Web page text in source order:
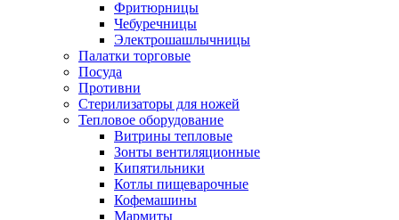
Фритюрницы
Чебуречницы
Электрошашлычницы
Палатки торговые
Посуда
Противни
Стерилизаторы для ножей
Тепловое оборудование
Витрины тепловые
Зонты вентиляционные
Кипятильники
Котлы пищеварочные
Кофемашины
Мармиты